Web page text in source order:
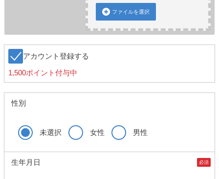
ファイルを選択
アカウント登録する
1,500ポイント付与中
性別
未選択 女性 男性
生年月日 必須